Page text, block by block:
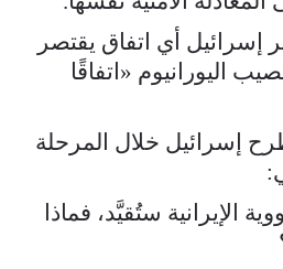
إسرائيل أي اتفاق يقتصر
اليورانيوم «اتفاقًا
إسرائيل خلال المرحلة
الإيرانية ستُقيَّد، فماذا